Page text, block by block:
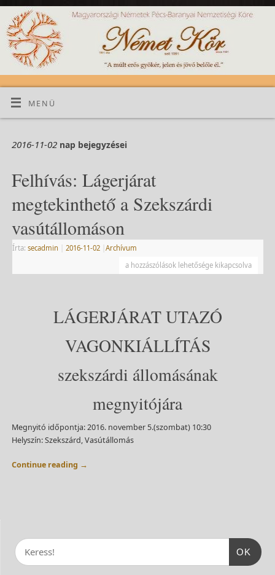
MENÜ
2016-11-02nap bejegyzései
Felhívás: Lágerjárat
megtekinthető a Szekszárdi
vasútállomáson
Írta: secadmin 2016-11-02
Archívum
a hozzászólások lehetősége kikapcsolva
LÁGERJÁRAT UTAZÓ
VAGONKIÁLLÍTÁS
szekszárdi állomásának
megnyitójára
Megnyitó időpontja: 2016. november 5.(szombat) 10:30
Helyszín: Szekszárd, Vasútállomás
Continue reading →
OK